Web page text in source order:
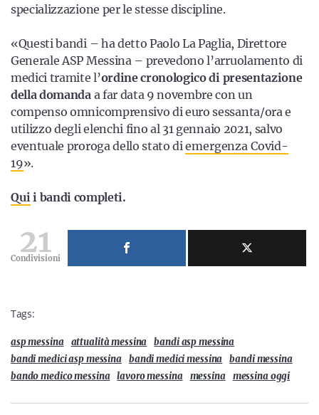
specializzazione per le stesse discipline.
«Questi bandi – ha detto Paolo La Paglia, Direttore
Generale ASP Messina – prevedono l’arruolamento di
medici tramite l’ordine cronologico di presentazione
della domandaa far data 9 novembre con un
compenso omnicomprensivo di euro sessanta/ora e
utilizzo degli elenchi fino al 31 gennaio 2021, salvo
eventuale proroga dello stato diemergenza Covid-
19».
Quii bandi completi.
21
Condivisioni
Tags:
asp messina attualità messina
bandi asp messina
bandi medici asp messina bandi medici messina
bandi messina
bando medico messina lavoro messina messina messina oggi